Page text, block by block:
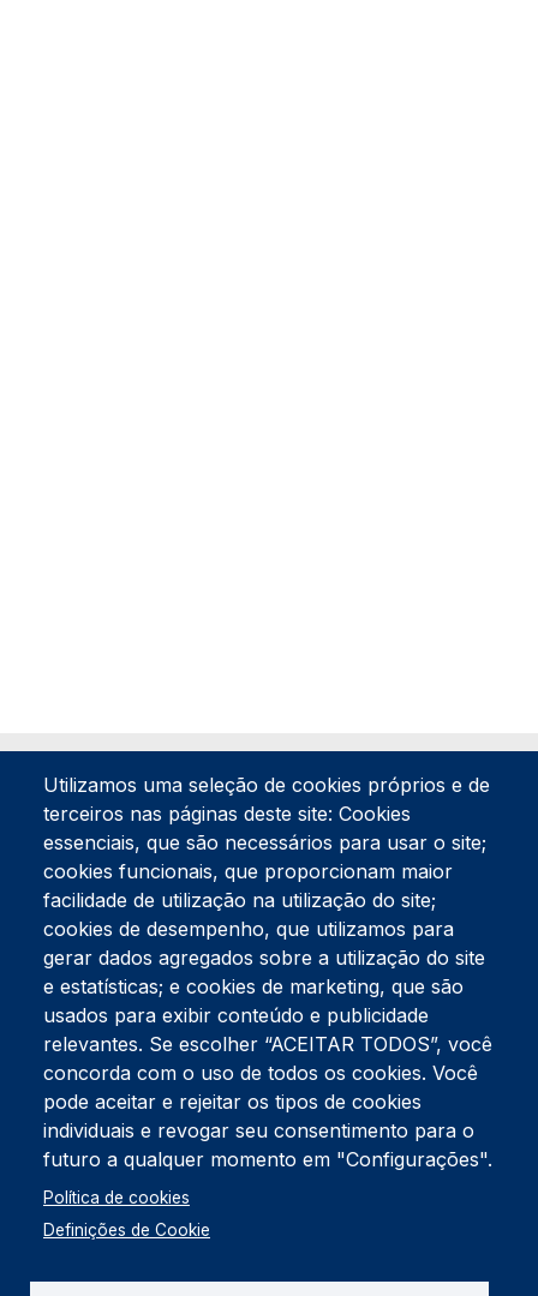
Tel:234 390 100Fax:234 390 100
Endereço Postal
Apartado 42
Rua Gil Eanes 31
3834-908 Gafanha da Nazaré
Estúdios
Rua Prior Guerra
Edifício do Centro Cultural da Gafanha da Nazaré
3830-556 Gafanha da Nazaré
Rodapé
Cookies
Política de Privacidade
Utilizamos uma seleção de cookies próprios e de
terceiros nas páginas deste site: Cookies
essenciais, que são necessários para usar o site;
cookies funcionais, que proporcionam maior
facilidade de utilização na utilização do site;
cookies de desempenho, que utilizamos para
gerar dados agregados sobre a utilização do site
e estatísticas; e cookies de marketing, que são
usados para exibir conteúdo e publicidade
relevantes. Se escolher “ACEITAR TODOS”, você
concorda com o uso de todos os cookies. Você
pode aceitar e rejeitar os tipos de cookies
individuais e revogar seu consentimento para o
futuro a qualquer momento em "Configurações".
Política de cookies
Definições de Cookie